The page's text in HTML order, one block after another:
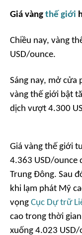
Giá vàng thế giới
Chiều nay, vàng
USD/ounce.
Sáng nay, mở cửa
vàng thế giới bật
dịch vượt 4.300
Giá vàng thế giới
4.363 USD/ounce
Trung Đông. Sau
khi lạm phát Mỹ
vọng Cục Dự trữ
cao trong thời
xuống 4.023